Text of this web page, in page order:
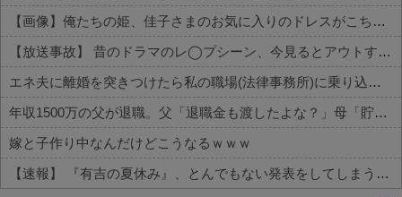
【画像】俺たちの姫、佳子さまのお気に入りのドレスがこちらです←コレは可愛過ぎるw w w w w w w w
【放送事故】 昔のドラマのレ◯プシーン、今見るとアウトすぎる・・・
エネ夫に離婚を突きつけたら私の職場(法律事務所)に乗り込んできた 堂々と「離婚の法律相談です。母の薦めでこちらに参りました」と言っているが、...
年収1500万の父が退職。父「退職金も渡したよな？」母「貯金なんてないよー」父「全部なくなったの！？」→予想外の返事に家族騒然となり…
嫁と子作り中なんだけどこうなるｗｗｗ
【速報】 『有吉の夏休み』、とんでもない発表をしてしまう！！！！！